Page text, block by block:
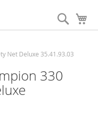
Suche
Net Deluxe 35.41.93.03
330